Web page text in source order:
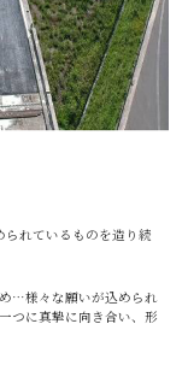
れているものを造り続
…様々な願いが込められ
つに真摯に向き合い、形